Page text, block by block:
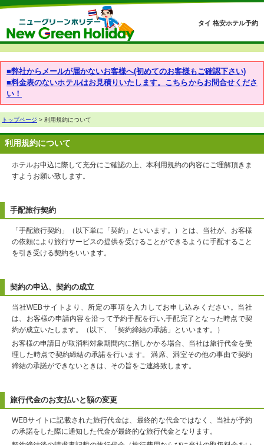
タイ 格安ホテル予約
■弊社からメールが届かないお客様へ(初めてのお客様もご確認下さい)
■料金表のないホテルはお見積りいたします。こちらからお問合せくださ
い！
トップページ > 利用規約について
利用規約について
ホテルお申込に際して充分にご確認の上、本利用規約の内容にご理解頂きま
すようお願い致します。
手配旅行契約
「手配旅行契約」（以下単に「契約」といいます。）とは、当社が、お客様
の依頼により旅行サービスの提供を受けることができるように手配すること
を引き受ける契約をいいます。
契約の申込、契約の成立
当社WEBサイトより、所定の事項を入力してお申し込みください。当社
は、お客様の申請内容を沿って予約手配を行い,手配完了となった時点で契
約が成立いたします。（以下、「契約締結の承諾」といいます。）
お客様の申請日が取消料対象期間内に指しかかる場合、当社は旅行代金を受
理した時点で契約締結の承諾を行います。 満席、満室その他の事由で契約
締結の承諾ができないときは、その旨をご連絡致します。
旅行代金のお支払いと額の変更
WEBサイトに記載された旅行代金は、最終的な代金ではなく、当社が予約
の承諾をした際に通知した代金が最終的な旅行代金となります。